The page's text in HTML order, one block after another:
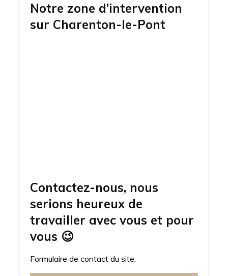
Notre zone d’intervention
sur Charenton-le-Pont
Contactez-nous, nous
serions heureux de
travailler avec vous et pour
vous 😉
Formulaire de contact du site.